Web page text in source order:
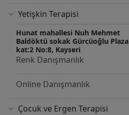
Yetişkin Terapisi
Hunat mahallesi Nuh Mehmet
Baldöktü sokak Gürcüoğlu Plaza
kat:2 No:8, Kayseri
Renk Danışmanlık
Online Danışmanlık
Çocuk ve Ergen Terapisi